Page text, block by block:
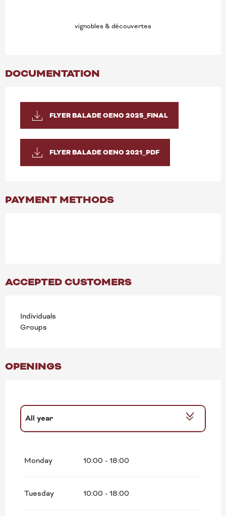
vignobles & découvertes
DOCUMENTATION
FLYER BALADE OENO 2025_FINAL
FLYER BALADE OENO 2021_PDF
PAYMENT METHODS
ACCEPTED CUSTOMERS
Individuals
Groups
OPENINGS
All year
All year 2029
Monday 10:00 - 18:00
Tuesday 10:00 - 18:00